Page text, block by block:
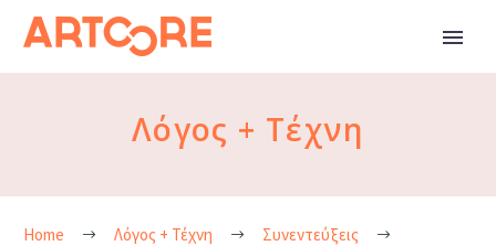
Λόγος + Τέχνη
Home Λόγος + Τέχνη
Συνεντεύξεις